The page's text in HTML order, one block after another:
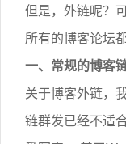
但是，外链呢？
所有的博客论坛
一、常规的博客
关于博客外链，
链群发已经不适